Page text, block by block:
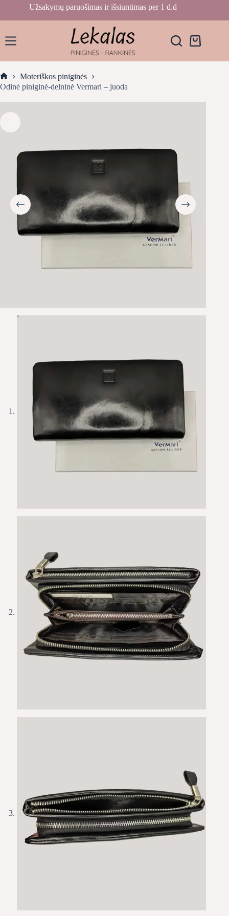
content
Užsakymų paruošimas ir išsiuntimas per 1 d.d
Krepšelis
Home
Moteriškos piniginės
Odinė piniginė-delninė Vermari – juoda